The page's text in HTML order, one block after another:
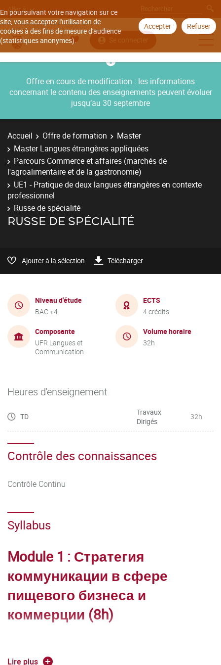
En poursuivant votre navigation sur ce
site, vous acceptez l'utilisation de
cookies à des fins de mesure d'audience
(statistiques anonymes).
Accepter Refuser
Aller à
Se connecter
Offre en cours de modification : les informations
concernant le contenu des enseignements peuvent évoluer
jusqu’au 30 septembre
Accueil Offre de formation
Master
Master Langues étrangères appliquées
Parcours Commerce et affaires (marchés de
l'agroalimentaire et de la gastronomie)
UE1 - Pratique de deux langues étrangères en contexte
professionnel
Russe de spécialité
RUSSE DE SPÉCIALITÉ
Ajouter à la sélection Télécharger
Niveau d'étude
BAC +4
ECTS
4 crédits
Composante
UFR Langues et
Communication
Volume horaire
32h
Heures d'enseignement
TD
Travaux
Dirigés
32h
Contrôle des connaissances
Contrôle Continu
Syllabus
Module 1 : Стратегия
коммуникации в сфере
пищевого бизнеса и
коммерции (8h)
Enseignante :
Lire plus